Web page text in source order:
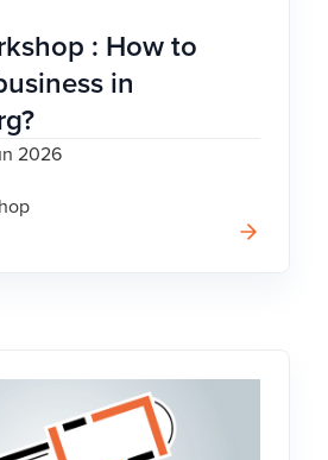
: How to
in
2026